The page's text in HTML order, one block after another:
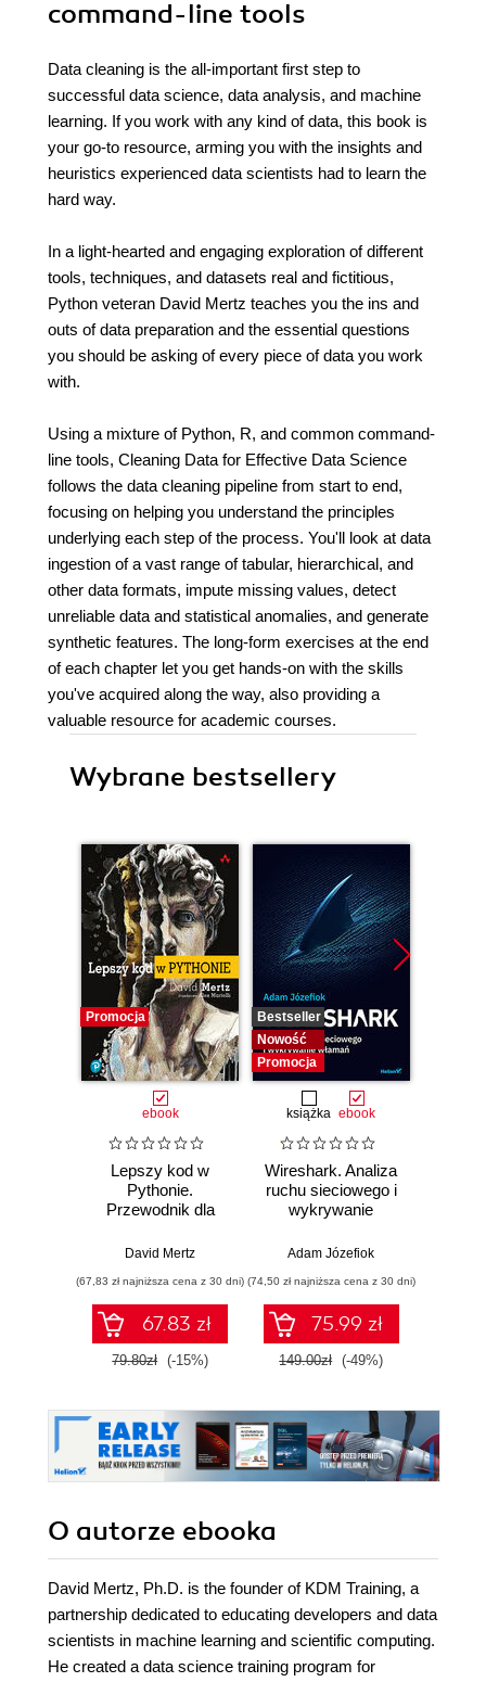
command-line tools
Data cleaning is the all-important first step to
successful data science, data analysis, and machine
learning. If you work with any kind of data, this book is
your go-to resource, arming you with the insights and
heuristics experienced data scientists had to learn the
hard way.
In a light-hearted and engaging exploration of different
tools, techniques, and datasets real and fictitious,
Python veteran David Mertz teaches you the ins and
outs of data preparation and the essential questions
you should be asking of every piece of data you work
with.
Using a mixture of Python, R, and common command-
line tools, Cleaning Data for Effective Data Science
follows the data cleaning pipeline from start to end,
focusing on helping you understand the principles
underlying each step of the process. You'll look at data
ingestion of a vast range of tabular, hierarchical, and
other data formats, impute missing values, detect
unreliable data and statistical anomalies, and generate
synthetic features. The long-form exercises at the end
of each chapter let you get hands-on with the skills
you've acquired along the way, also providing a
valuable resource for academic courses.
Wybrane bestsellery
Promocja
ebook
Lepszy kod w
Pythonie.
Przewodnik dla
ekspertów
David Mertz
(67,83 zł najniższa cena z 30 dni)
67.83 zł
79.80zł (-15%)
Bestseller
Nowość
Promocja
książka ebook
Wireshark. Analiza
ruchu sieciowego i
wykrywanie
Adam Józefiok
(74,50 zł najniższa cena z 30 dni)
75.99 zł
149.00zł (-49%)
O autorze ebooka
David Mertz, Ph.D. is the founder of KDM Training, a
partnership dedicated to educating developers and data
scientists in machine learning and scientific computing.
He created a data science training program for